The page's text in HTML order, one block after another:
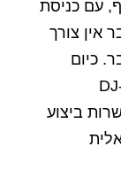
עם כניסת
אין צורך
כיום
קיימות תוכנות המדמות את עמדת ה-DJ
ביצוע